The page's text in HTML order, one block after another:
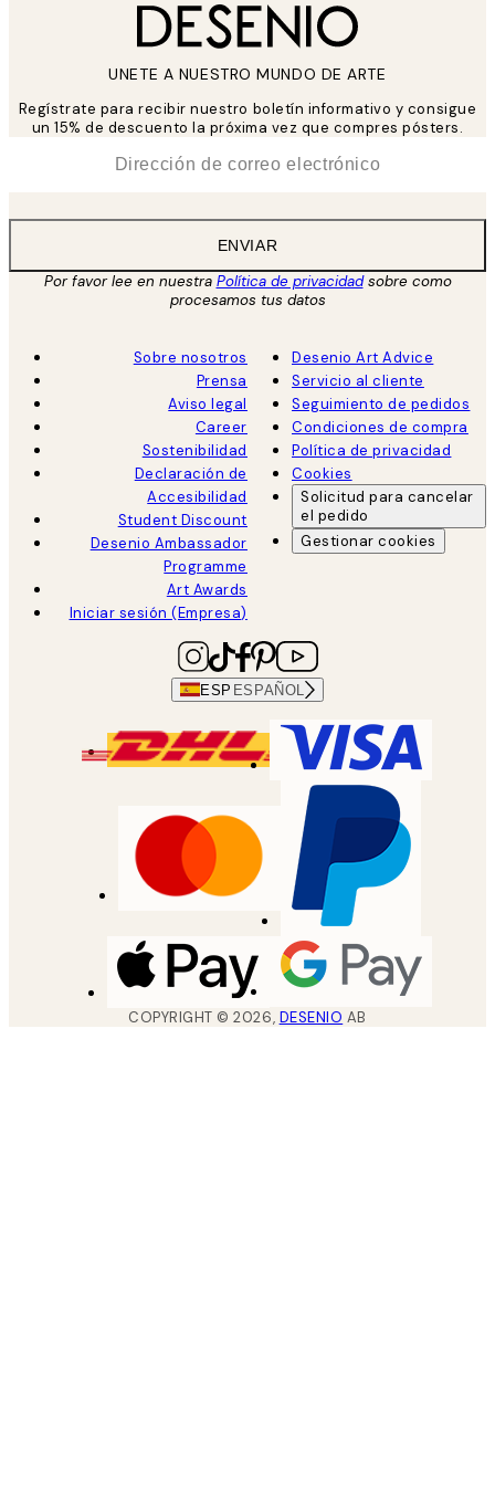
UNETE A NUESTRO MUNDO DE ARTE
Regístrate para recibir nuestro boletín informativo y consigue
un 15% de descuento la próxima vez que compres pósters.
ENVIAR
Por favor lee en nuestra Política de privacidadsobre como
procesamos tus datos
Sobre nosotros
Prensa
Aviso legal
Career
Sostenibilidad
Declaración de
Accesibilidad
Student Discount
Desenio Ambassador
Programme
Art Awards
Iniciar sesión (Empresa)
Desenio Art Advice
Servicio al cliente
Seguimiento de pedidos
Condiciones de compra
Política de privacidad
Cookies
Solicitud para cancelar
el pedido
Gestionar cookies
ESP ESPAÑOL
COPYRIGHT ©2026, DESENIO AB